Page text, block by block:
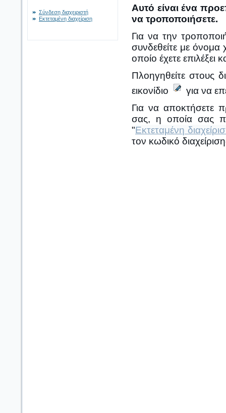
Σύνδεση διαχειριστή
Εκτεταμένη διαχείριση
Αυτό είναι ένα
να τροποποιήσετε.
Για να την
συνδεθείτε με όνομα
οποίο έχετε επιλέξει
Πλοηγηθείτε στους
εικονίδιο
για να
Για να αποκτήσετε
σας, η οποία σας
"Εκτεταμένη
τον κωδικό